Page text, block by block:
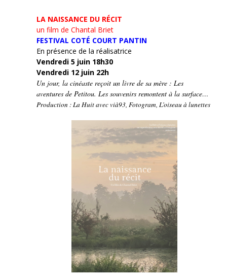
LA NAISSANCE DU RÉCIT
un film de Chantal Briet
FESTIVAL COTÉ COURT PANTIN
En présence de la réalisatrice
Vendredi 5 juin 18h30
Vendredi 12 juin 22h
Un jour, la cinéaste reçoit un livre de sa mère : Les
aventures de Petitou. Les souvenirs remontent à la surface…
Production : La Huit avec vià93, Fotogram, L’oiseau à lunettes